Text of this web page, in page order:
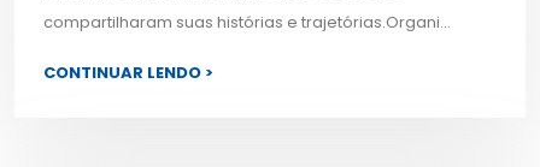
compartilharam suas histórias e trajetórias.Organi...
CONTINUAR LENDO >